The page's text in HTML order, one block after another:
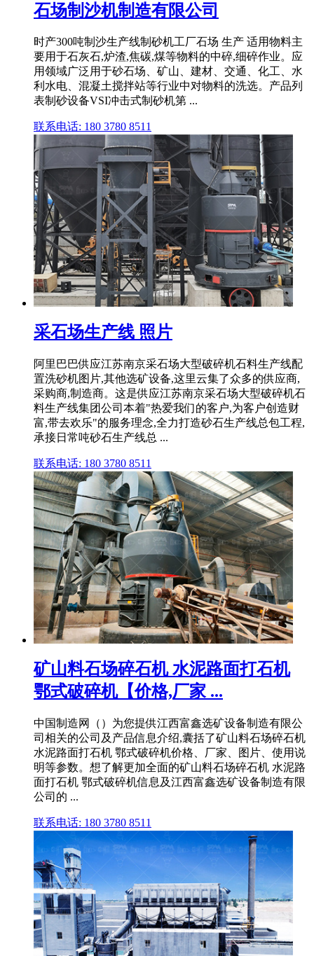
石场制沙机制造有限公司
时产300吨制沙生产线制砂机工厂石场 生产 适用物料主
要用于石灰石,炉渣,焦碳,煤等物料的中碎,细碎作业。应
用领域广泛用于砂石场、矿山、建材、交通、化工、水
利水电、混凝土搅拌站等行业中对物料的洗选。产品列
表制砂设备VSI冲击式制砂机第 ...
联系电话: 180 3780 8511
采石场生产线 照片
阿里巴巴供应江苏南京采石场大型破碎机石料生产线配
置洗砂机图片,其他选矿设备,这里云集了众多的供应商,
采购商,制造商。这是供应江苏南京采石场大型破碎机石
料生产线集团公司本着"热爱我们的客户,为客户创造财
富,带去欢乐"的服务理念,全力打造砂石生产线总包工程,
承接日常吨砂石生产线总 ...
联系电话: 180 3780 8511
矿山料石场碎石机 水泥路面打石机
鄂式破碎机【价格,厂家 ...
中国制造网（）为您提供江西富鑫选矿设备制造有限公
司相关的公司及产品信息介绍,囊括了矿山料石场碎石机
水泥路面打石机 鄂式破碎机价格、厂家、图片、使用说
明等参数。想了解更加全面的矿山料石场碎石机 水泥路
面打石机 鄂式破碎机信息及江西富鑫选矿设备制造有限
公司的 ...
联系电话: 180 3780 8511